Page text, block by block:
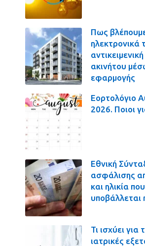
Πως
ηλεκτρονικά
ακινήτου
εφαρμογής
Εορτολόγιο
2026. Ποιοι
Εθνική
ασφάλισης
και ηλικία που
υποβάλλεται
Τι ισχύει για
ιατρικές